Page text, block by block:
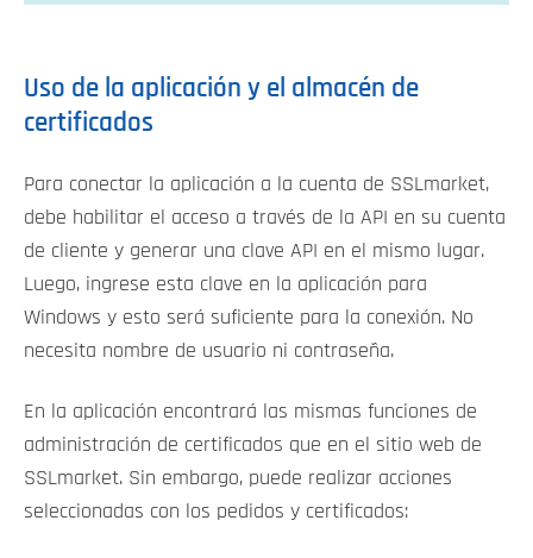
Uso de la aplicación y el almacén de
certificados
Para conectar la aplicación a la cuenta de SSLmarket,
debe habilitar el acceso a través de la API en su cuenta
de cliente y generar una clave API en el mismo lugar.
Luego, ingrese esta clave en la aplicación para
Windows y esto será suficiente para la conexión. No
necesita nombre de usuario ni contraseña.
En la aplicación encontrará las mismas funciones de
administración de certificados que en el sitio web de
SSLmarket. Sin embargo, puede realizar acciones
seleccionadas con los pedidos y certificados: